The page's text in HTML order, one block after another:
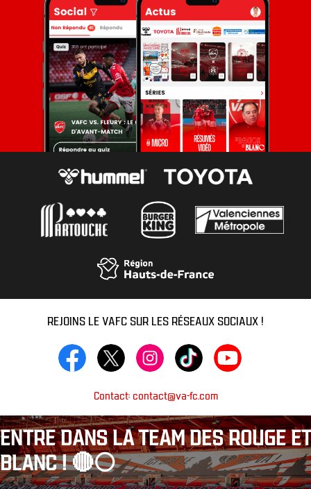
REJOINS LE VAFC SUR LES RÉSEAUX SOCIAUX !
Contact: contact@va-fc.com
ENTRE DANS LA TEAM DES ROUGE ET
BLANC ! 🔴⚪️